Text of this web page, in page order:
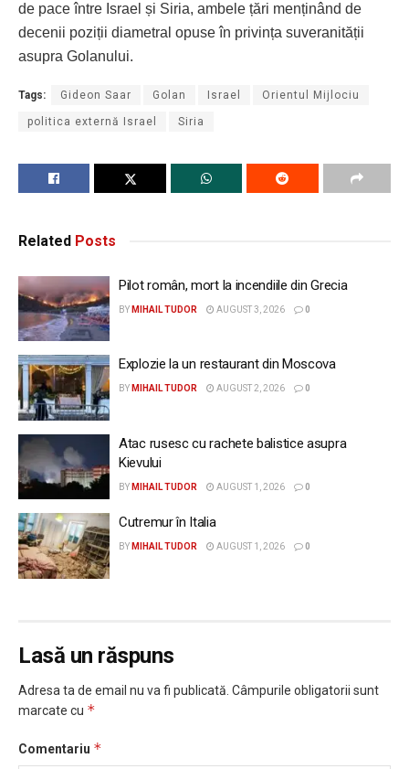
de pace între Israel și Siria, ambele țări menținând de
decenii poziții diametral opuse în privința suveranității
asupra Golanului.
Tags: Gideon Saar Golan Israel Orientul Mijlociu
politica externă Israel Siria
Related Posts
Pilot român, mort la incendiile din Grecia
BY MIHAIL TUDOR AUGUST 3, 2026 0
Explozie la un restaurant din Moscova
BY MIHAIL TUDOR AUGUST 2, 2026 0
Atac rusesc cu rachete balistice asupra
Kievului
BY MIHAIL TUDOR AUGUST 1, 2026 0
Cutremur în Italia
BY MIHAIL TUDOR AUGUST 1, 2026 0
Lasă un răspuns
Adresa ta de email nu va fi publicată. Câmpurile obligatorii sunt
marcate cu *
Comentariu *